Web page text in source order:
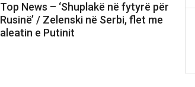
Top News – ‘Shuplakë në fytyrë për
Rusinë’ / Zelenski në Serbi, flet me
aleatin e Putinit